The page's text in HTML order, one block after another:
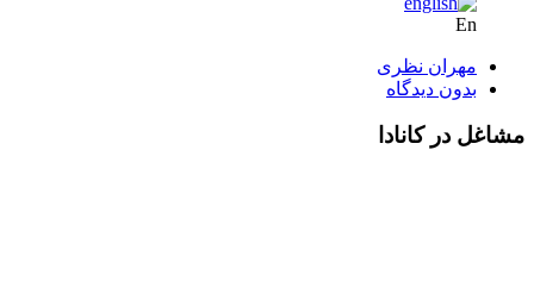
En
مهران نظری
بدون دیدگاه
مشاغل در کانادا